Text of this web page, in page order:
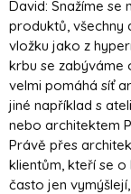
David: Snažíme se
produktů, všechny
vložku jako z
krbu se zabýváme
velmi pomáhá síť
jiné například s
nebo architektem
Právě přes
klientům, kteří se o
často jen